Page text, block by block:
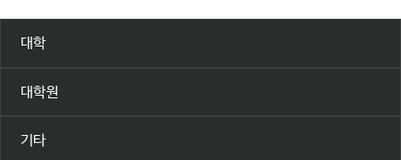
대학
대학원
기타